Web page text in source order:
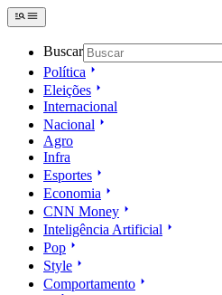
Buscar
Política
Eleições
Internacional
Nacional
Agro
Infra
Esportes
Economia
CNN Money
Inteligência Artificial
Pop
Style
Comportamento